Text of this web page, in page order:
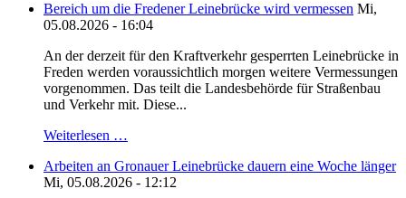
Bereich um die Fredener Leinebrücke wird vermessen Mi,
05.08.2026 - 16:04
An der derzeit für den Kraftverkehr gesperrten Leinebrücke in
Freden werden voraussichtlich morgen weitere Vermessungen
vorgenommen. Das teilt die Landesbehörde für Straßenbau
und Verkehr mit. Diese...
Weiterlesen …
Arbeiten an Gronauer Leinebrücke dauern eine Woche länger
Mi, 05.08.2026 - 12:12